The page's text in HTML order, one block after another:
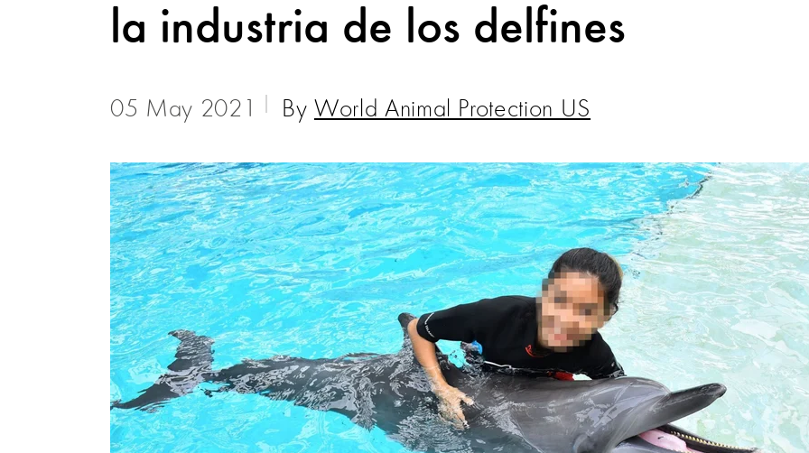
la industria de los delfines
05 May 2021 By World Animal Protection US